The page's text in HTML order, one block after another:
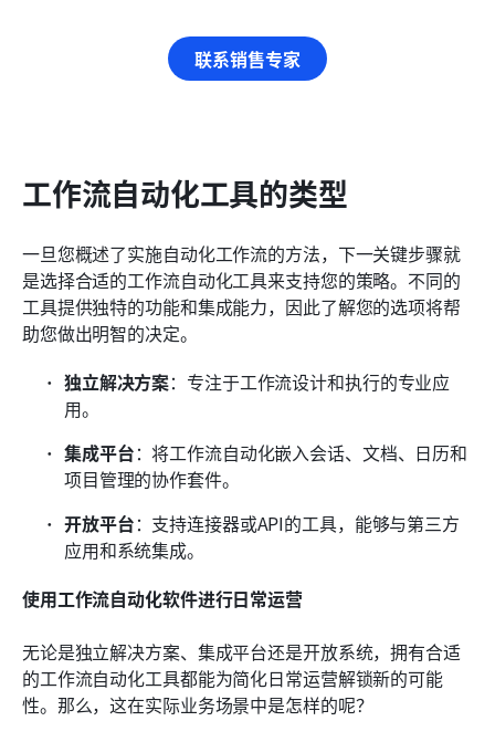
联系销售专家
工作流自动化工具的类型
一旦您概述了实施自动化工作流的方法，下一关键步骤就
是选择合适的工作流自动化工具来支持您的策略。不同的
工具提供独特的功能和集成能力，因此了解您的选项将帮
助您做出明智的决定。
独立解决方案：专注于工作流设计和执行的专业应
用。
集成平台：将工作流自动化嵌入会话、文档、日历和
项目管理的协作套件。
开放平台：支持连接器或API的工具，能够与第三方
应用和系统集成。
使用工作流自动化软件进行日常运营
无论是独立解决方案、集成平台还是开放系统，拥有合适
的工作流自动化工具都能为简化日常运营解锁新的可能
性。那么，这在实际业务场景中是怎样的呢？